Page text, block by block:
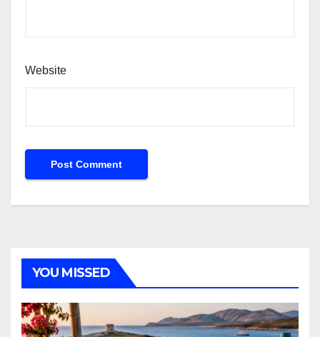
Website
YOU MISSED